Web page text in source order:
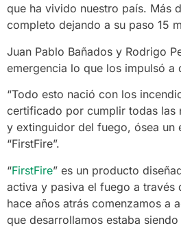
que ha vivido nuestro país. Más
completo dejando a su paso 15
Juan Pablo Bañados y Rodrigo
emergencia lo que los impulsó
“Todo esto nació con los
certificado por cumplir todas las
y extinguidor del fuego, ósea un
“FirstFire”.
“FirstFire” es un producto
activa y pasiva el fuego a través
hace años atrás comenzamos a
que desarrollamos estaba